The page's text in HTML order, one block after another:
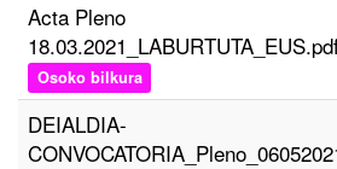
Acta Pleno
Osoko bilkura
DEIALDIA-